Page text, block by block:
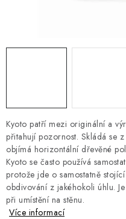
Kyoto patří mezi originální a
přitahují pozornost. Skládá se
objímá horizontální dřevěné
Kyoto se často používá
protože jde o samostatně
obdivování z jakéhokoli úhlu.
při umístění na stěnu.
Více informací